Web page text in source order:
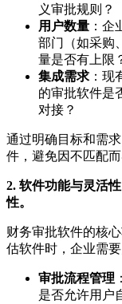
义审批规则？
用户数量 ：
部门（如采购
量是否有上限
集成需求 ：
的审批软件是
对接？
通过明确目标和需
件，避免因不匹配而
2. 软件功能与灵活
性。
财务审批软件的核
估软件时，企业需
审批流程管理
是否允许用户